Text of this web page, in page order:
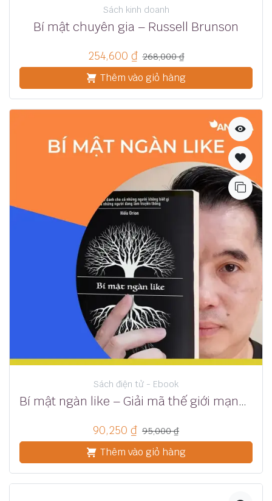
Sách kinh doanh
Bí mật chuyên gia – Russell Brunson
254,600 ₫ 268,000₫
Thêm vào giỏ hàng
Sách điện tử - Ebook
Bí mật ngàn like – Giải mã thế giới mạng xã hội
90,250 ₫ 95,000₫
Thêm vào giỏ hàng